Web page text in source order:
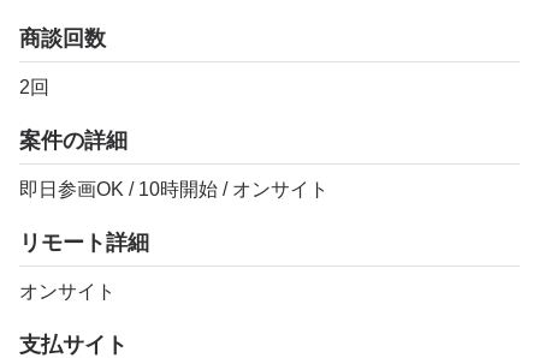
商談回数
2回
案件の詳細
即日参画OK / 10時開始 / オンサイト
リモート詳細
オンサイト
支払サイト